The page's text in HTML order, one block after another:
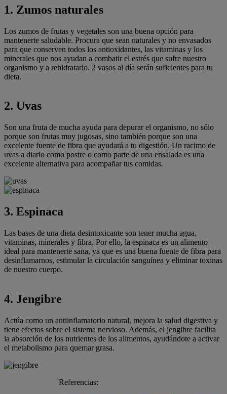
1. Zumos naturales
Los zumos de frutas y vegetales son una buena opción para
mantenerte saludable. Procura que sean naturales y no envasados
para que conserven todos los antioxidantes, las vitaminas y los
minerales que nos ayudan a combatir el estrés que sufre nuestro
organismo y a rehidratarlo. 2 vasos al día serán suficientes para tu
dieta.
2. Uvas
Son una fruta de mucha ayuda para depurar el organismo, no sólo
porque son frutas muy jugosas, sino también porque son una
excelente fuente de fibra que ayudará a tu digestión. Un racimo de
uvas a diario como postre o como parte de una ensalada es una
excelente alternativa para acompañar tus comidas.
3. Espinaca
Las bases de una dieta desintoxicante son tener mucha agua,
vitaminas, minerales y fibra. Por ello, la espinaca es un alimento
ideal para mantenerte sana, ya que es una buena fuente de fibra para
desinflamarnos, estimular la circulación sanguínea y eliminar toxinas
de nuestro cuerpo.
4. Jengibre
Actúa como un antiinflamatorio natural, mejora la salud digestiva y
tiene efectos sobre el sistema nervioso. Además, el jengibre facilita
la absorción de los nutrientes de los alimentos, ayudándote a activar
el metabolismo para quemar grasa.
Referencias: